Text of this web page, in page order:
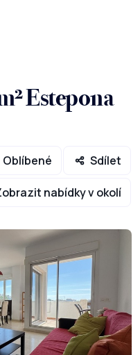
Estepona
Oblíbené Sdílet
nabídky v okolí